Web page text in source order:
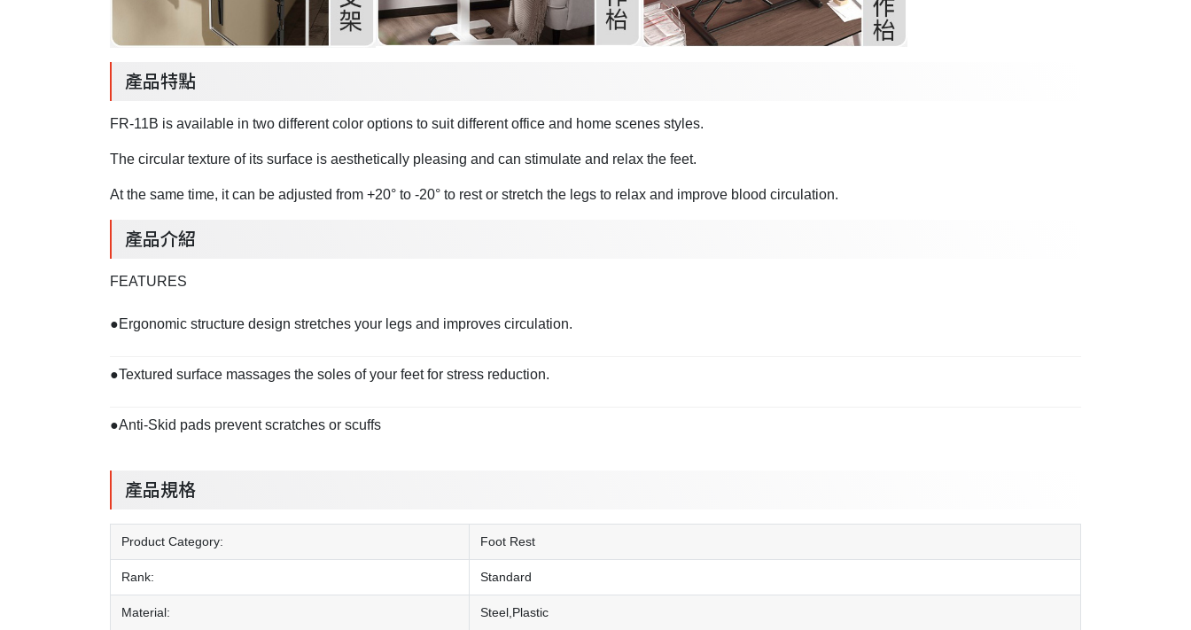
產品特點
FR-11B is available in two different color options to suit different office and home scenes styles.
The circular texture of its surface is aesthetically pleasing and can stimulate and relax the feet.
At the same time, it can be adjusted from +20° to -20° to rest or stretch the legs to relax and improve blood circulation.
產品介紹
FEATURES
●Ergonomic structure design stretches your legs and improves circulation.
●Textured surface massages the soles of your feet for stress reduction.
●Anti-Skid pads prevent scratches or scuffs
產品規格
Product Category: Foot Rest
Rank: Standard
Material: Steel,Plastic